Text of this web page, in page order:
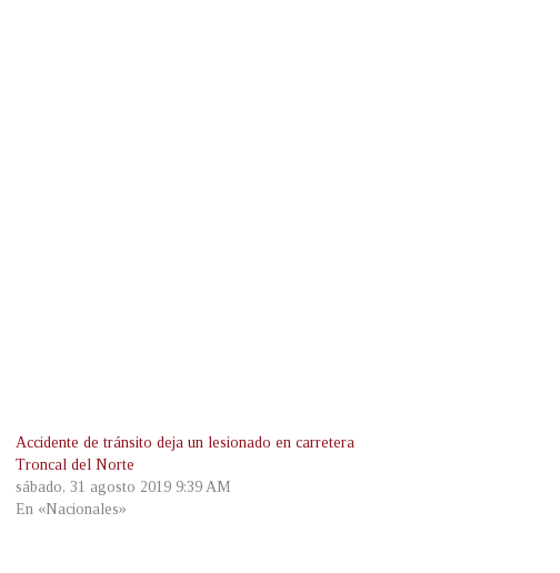
Accidente de tránsito deja un lesionado en carretera
Troncal del Norte
sábado, 31 agosto 2019 9:39 AM
En «Nacionales»